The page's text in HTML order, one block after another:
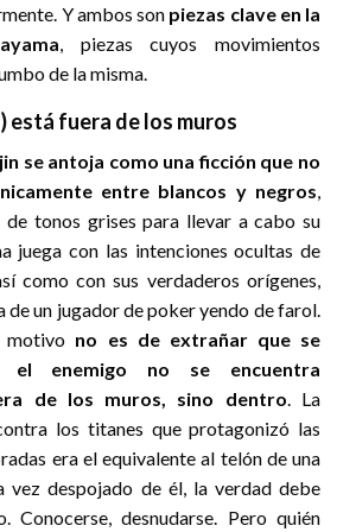
Y ambos son piezas clave en la
, piezas cuyos movimientos
de la misma.
está fuera de los muros
se antoja como una ficción que no
entre blancos y negros,
de tonos grises para llevar a cabo su
juega con las intenciones ocultas de
como con sus verdaderos orígenes,
de un jugador de poker yendo de farol.
motivo no es de extrañar que se
el enemigo no se encuentra
de los muros, sino dentro. La
los titanes que protagonizó las
era el equivalente al telón de una
vez despojado de él, la verdad debe
Conocerse, desnudarse. Pero quién